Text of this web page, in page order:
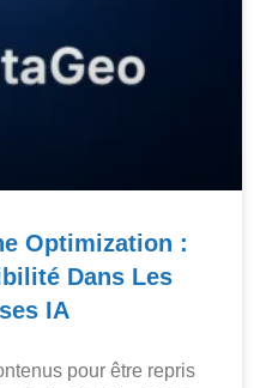
Optimization :
Dans Les
IA
pour être repris